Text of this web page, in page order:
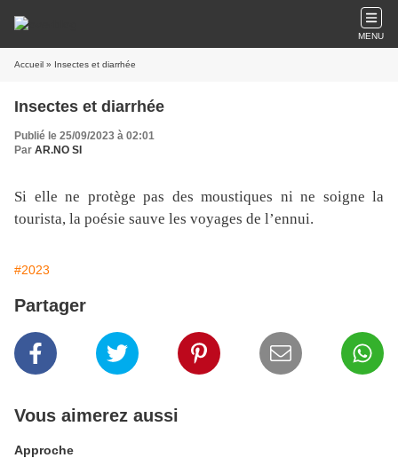
MENU
Accueil » Insectes et diarrhée
Insectes et diarrhée
Publié le 25/09/2023 à 02:01
Par AR.NO SI
Si elle ne protège pas des moustiques ni ne soigne la
tourista, la poésie sauve les voyages de l’ennui.
#2023
Partager
Vous aimerez aussi
Approche